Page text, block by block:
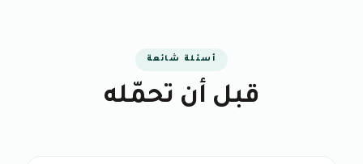
أسئلة شائعة
قبل أن تحمّله